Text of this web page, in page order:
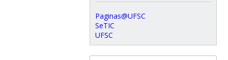
Paginas@UFSC
SeTIC
UFSC